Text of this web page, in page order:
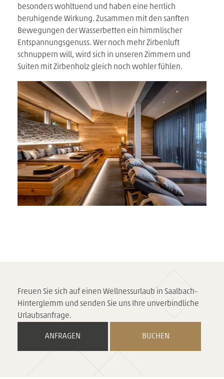
besonders wohltuend und haben eine herrlich
beruhigende Wirkung. Zusammen mit den sanften
Bewegungen der Wasserbetten ein himmlischer
Entspannungsgenuss. Wer noch mehr Zirbenluft
schnuppern will, wird sich in unseren Zimmern und
Suiten mit Zirbenholz gleich noch wohler fühlen.
Freuen Sie sich auf einen Wellnessurlaub in Saalbach-
Hinterglemm und senden Sie uns Ihre unverbindliche
Urlaubsanfrage.
ANFRAGEN BUCHEN